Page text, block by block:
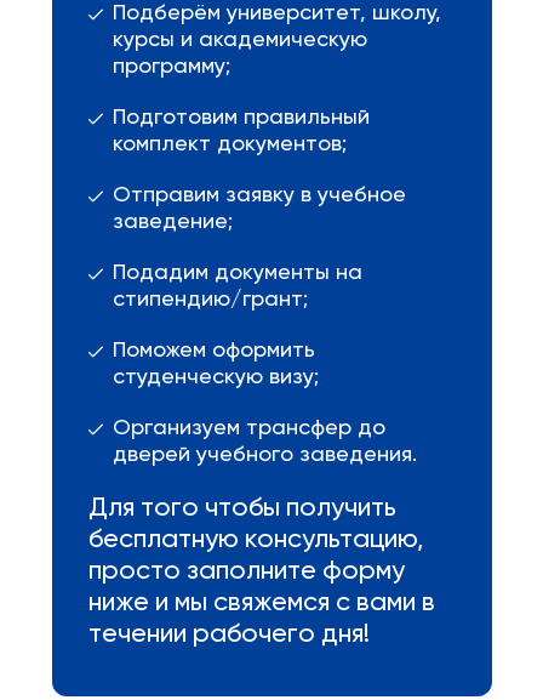
Подберём университет, школу,
курсы и академическую
программу;
Подготовим правильный
комплект документов;
Отправим заявку в учебное
заведение;
Подадим документы на
стипендию/грант;
Поможем оформить
студенческую визу;
Организуем трансфер до
дверей учебного заведения.
Для того чтобы получить
бесплатную консультацию,
просто заполните форму
ниже и мы свяжемся с вами в
течении рабочего дня!